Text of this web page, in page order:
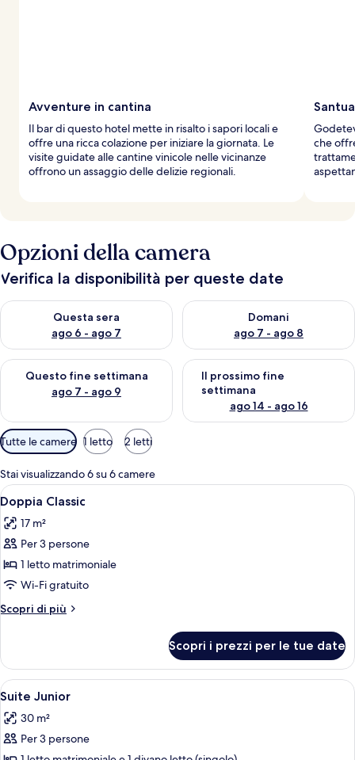
Avventure in cantina
Il bar di questo hotel mette in risalto i sapori locali e
offre una ricca colazione per iniziare la giornata. Le
visite guidate alle cantine vinicole nelle vicinanze
offrono un assaggio delle delizie regionali.
che
Opzioni della camera
Verifica la disponibilità per queste date
Questa sera
ago 6 - ago 7
Verifica la disponibilità per questa sera, ago 6 - ago 7
Domani
ago 7 - ago 8
Verifica la disponibilità per
Questo fine settimana
ago 7 - ago 9
Verifica la disponibilità per questo fine settimana, ago 7 - ago
Il prossimo fine
settimana
ago 14 - ago 16
Verifica la disponibilità per il
Filtri
disponibili
per
le
camere
Tutte le camere 1 letto 2 letti
Stai visualizzando 6 su 6 camere
Apri
tutte
le
foto
per
Doppia
Classic
Camera d'albergo con un letto
5
Doppia Classic
17 m²
Per 3 persone
1 letto matrimoniale
Wi-Fi gratuito
Scopri di più
Altri
Classic
Scopri i prezzi per le tue date
Apri
tutte
le
foto
Una camera d'albergo con un letto,
7
Suite Junior
30 m²
Per 3 persone